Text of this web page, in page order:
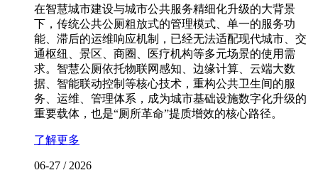
在智慧城市建设与城市公共服务精细化升级的大背景
下，传统公共公厕粗放式的管理模式、单一的服务功
能、滞后的运维响应机制，已经无法适配现代城市、交
通枢纽、景区、商圈、医疗机构等多元场景的使用需
求。智慧公厕依托物联网感知、边缘计算、云端大数
据、智能联动控制等核心技术，重构公共卫生间的服
务、运维、管理体系，成为城市基础设施数字化升级的
重要载体，也是“厕所革命”提质增效的核心路径。
了解更多
06-27 / 2026